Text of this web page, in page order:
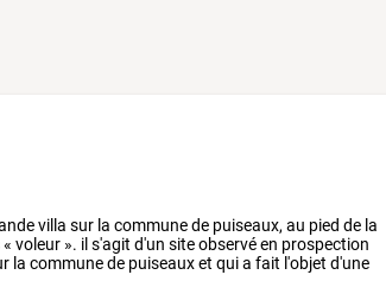
villa sur la communede puiseaux,au pied de la
« voleur ». il s'agit d'un siteobservéen prospection
la communede puiseauxet quia fait l'objet d'une